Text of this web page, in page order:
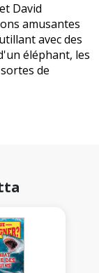
David
amusantes
avec des
éléphant, les
de